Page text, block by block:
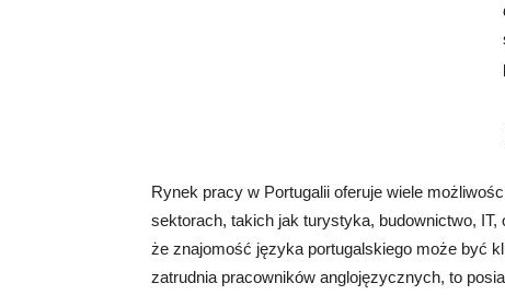
Rynek pracy w Portugalii oferuje wiele
sektorach, takich jak turystyka, budownictwo,
że znajomość języka portugalskiego może być
zatrudnia pracowników anglojęzycznych, to